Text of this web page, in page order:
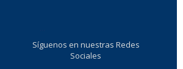
Síguenos en nuestras Redes
Sociales